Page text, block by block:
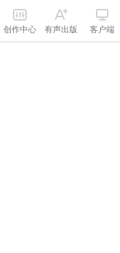
创作中心 有声出版 客户端